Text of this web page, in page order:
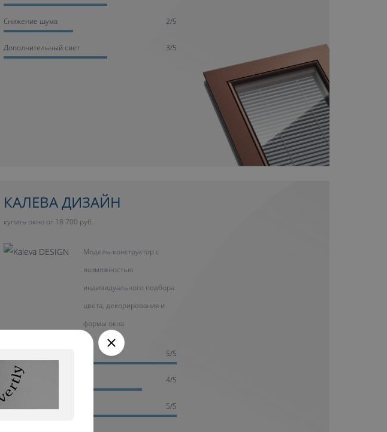
Cнижение шума 2/5
Дополнительный свет 3/5
КАЛЕВА ДИЗАЙН
купить окно от 18 700 руб.
Модель-конструктор с
возможностью
индивидуального подбора
цвета, декорирования и
формы окна
5/5
Cнижение шума 4/5
5/5